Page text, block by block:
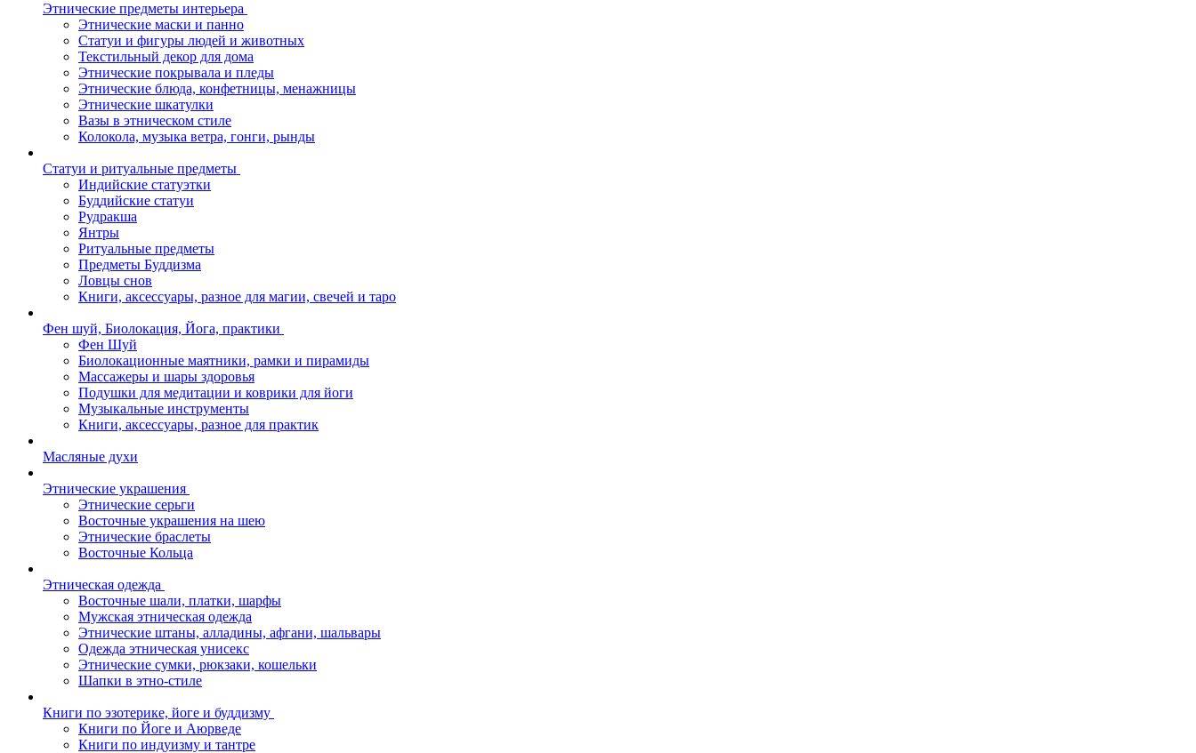
Этнические предметы интерьера
Этнические маски и панно
Статуи и фигуры людей и животных
Текстильный декор для дома
Этнические покрывала и пледы
Этнические блюда, конфетницы, менажницы
Этнические шкатулки
Вазы в этническом стиле
Колокола, музыка ветра, гонги, рынды
Статуи и ритуальные предметы
Индийские статуэтки
Буддийские статуи
Рудракша
Янтры
Ритуальные предметы
Предметы Буддизма
Ловцы снов
Книги, аксессуары, разное для магии, свечей и таро
Фен шуй, Биолокация, Йога, практики
Фен Шуй
Биолокационные маятники, рамки и пирамиды
Массажеры и шары здоровья
Подушки для медитации и коврики для йоги
Музыкальные инструменты
Книги, аксессуары, разное для практик
Масляные духи
Этнические украшения
Этнические серьги
Восточные украшения на шею
Этнические браслеты
Восточные Кольца
Этническая одежда
Восточные шали, платки, шарфы
Мужская этническая одежда
Этнические штаны, алладины, афгани, шальвары
Одежда этническая унисекс
Этнические сумки, рюкзаки, кошельки
Шапки в этно-стиле
Книги по эзотерике, йоге и буддизму
Книги по Йоге и Аюрведе
Книги по индуизму и тантре